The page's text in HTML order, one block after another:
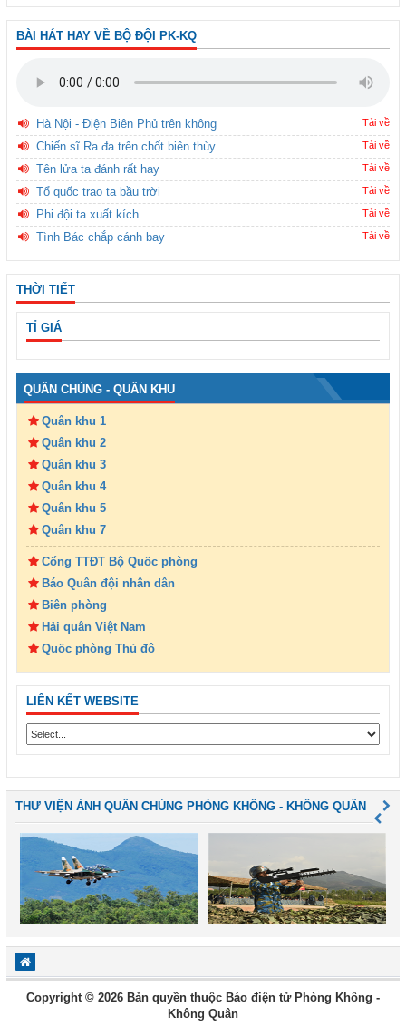
BÀI HÁT HAY VỀ BỘ ĐỘI PK-KQ
Hà Nội - Điện Biên Phủ trên không Tải về
Chiến sĩ Ra đa trên chốt biên thùy Tải về
Tên lửa ta đánh rất hay Tải về
Tổ quốc trao ta bầu trời Tải về
Phi đội ta xuất kích Tải về
Tình Bác chắp cánh bay Tải về
THỜI TIẾT
TỈ GIÁ
QUÂN CHỦNG - QUÂN KHU
Quân khu 1
Quân khu 2
Quân khu 3
Quân khu 4
Quân khu 5
Quân khu 7
Cổng TTĐT Bộ Quốc phòng
Báo Quân đội nhân dân
Biên phòng
Hải quân Việt Nam
Quốc phòng Thủ đô
LIÊN KẾT WEBSITE
THƯ VIỆN ẢNH QUÂN CHỦNG PHÒNG KHÔNG - KHÔNG QUÂN
Copyright © 2026 Bản quyền thuộc Báo điện tử Phòng Không -
Không Quân